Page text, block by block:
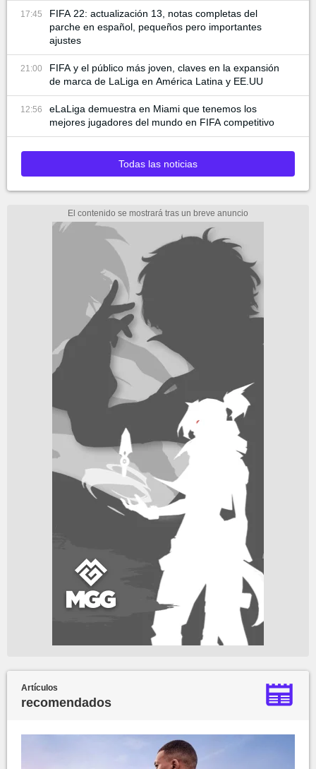
17:45
FIFA 22: actualización 13, notas completas del
parche en español, pequeños pero importantes
ajustes
21:00
FIFA y el público más joven, claves en la expansión
de marca de LaLiga en América Latina y EE.UU
12:56
eLaLiga demuestra en Miami que tenemos los
mejores jugadores del mundo en FIFA competitivo
Todas las noticias
Artículos
recomendados